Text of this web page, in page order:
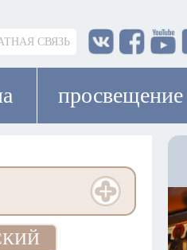
СВЯЗЬ
просвещение